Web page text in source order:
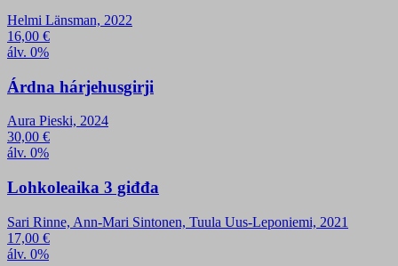
Helmi Länsman, 2022
16,00 €
álv. 0%
Árdna hárjehusgirji
Aura Pieski, 2024
30,00 €
álv. 0%
Lohkoleaika 3 giđđa
Sari Rinne, Ann-Mari Sintonen, Tuula Uus-Leponiemi, 2021
17,00 €
álv. 0%